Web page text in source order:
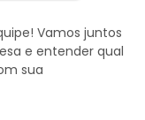
Vamos juntos
e entender qual
sua